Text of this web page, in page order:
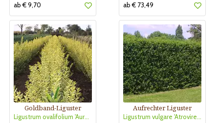
ab € 9,70
ab € 73,49
Goldband-Liguster
Ligustrum ovalifolium 'Aureum'
Aufrechter Liguster
Ligustrum vulgare 'Atrovirens'